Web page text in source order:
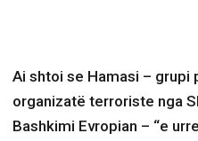
Ai shtoi se Hamasi – grupi
organizatë terroriste nga
Bashkimi Evropian – “e